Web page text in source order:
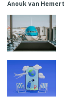
Anouk van Hemert